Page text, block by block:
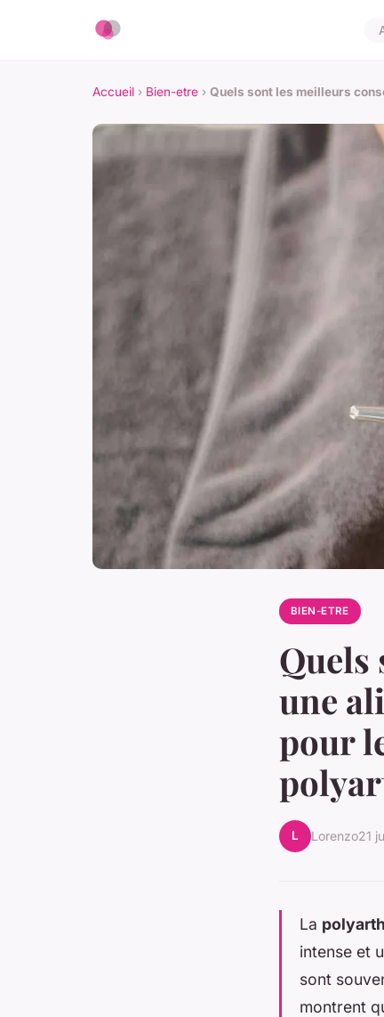
Accueil › Bien-etre › Quels sont les meilleurs
BIEN-ETRE
Quels
une
pour
L Lorenzo21
La
intense et
sont
montrent